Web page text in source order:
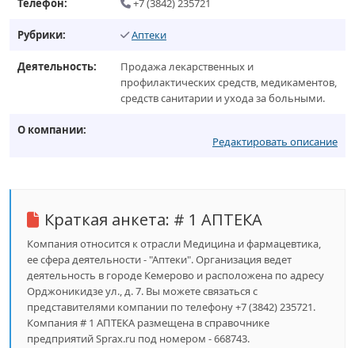
Телефон: +7 (3842) 235721
Рубрики: Аптеки
Деятельность:
Продажа лекарственных и
профилактических средств, медикаментов,
средств санитарии и ухода за больными.
О компании:
Редактировать описание
Краткая анкета: # 1 АПТЕКА
Компания относится к отрасли Медицина и фармацевтика,
ее сфера деятельности - "Аптеки". Организация ведет
деятельность в городе Кемерово и расположена по адресу
Орджоникидзе ул., д. 7. Вы можете связаться с
представителями компании по телефону +7 (3842) 235721.
Компания # 1 АПТЕКА размещена в справочнике
предприятий Sprax.ru под номером - 668743.